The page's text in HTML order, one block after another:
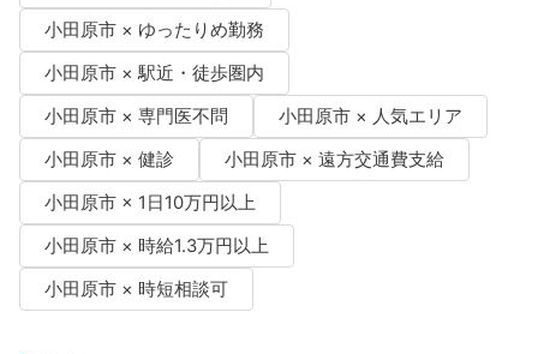
小田原市 × ゆったりめ勤務
小田原市 × 駅近・徒歩圏内
小田原市 × 専門医不問
小田原市 × 人気エリア
小田原市 × 健診
小田原市 × 遠方交通費支給
小田原市 × 1日10万円以上
小田原市 × 時給1.3万円以上
小田原市 × 時短相談可